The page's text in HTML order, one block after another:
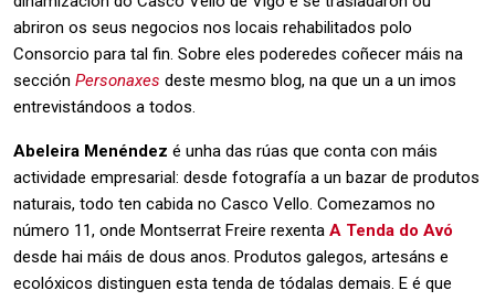
abriron os seus negocios nos locais rehabilitados polo
Consorcio para tal fin. Sobre eles poderedes coñecer máis na
sección Personaxes deste mesmo blog, na que un a un imos
entrevistándoos a todos.
Abeleira Menéndez é unha das rúas que conta con máis
actividade empresarial: desde fotografía a un bazar de produtos
naturais, todo ten cabida no Casco Vello. Comezamos no
número 11, onde Montserrat Freire rexenta A Tenda do Avó
desde hai máis de dous anos. Produtos galegos, artesáns e
ecolóxicos distinguen esta tenda de tódalas demais. E é que